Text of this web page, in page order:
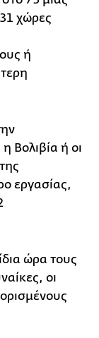
χώρες
ή
Βολιβία ή οι
εργασίας,
ώρα τους
οι